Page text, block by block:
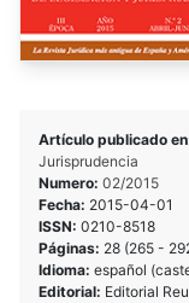
Artículo publicado
Jurisprudencia
Numero: 02/2015
Fecha: 2015-04-01
ISSN: 0210-8518
Páginas: 28 (265 -
Idioma: español
Editorial: Editorial